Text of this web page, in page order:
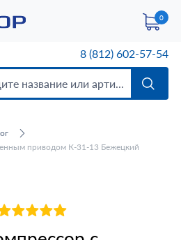
0
8 (812) 602-57-54
приводом К-31-13 Бежецкий